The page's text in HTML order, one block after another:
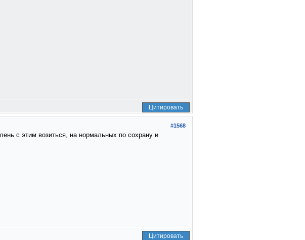
Цитировать
#1568
с этим возиться, на нормальных по сохрану и
Цитировать